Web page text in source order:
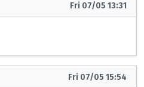
Fri 07/05 13:31
Fri 07/05 15:54